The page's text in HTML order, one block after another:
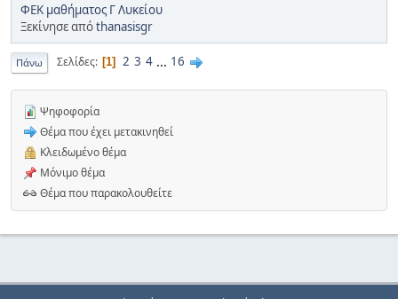
ΦΕΚ μαθήματος Γ Λυκείου
Ξεκίνησε απόthanasisgr
Πάνω Σελίδες 1 2 3 4 ... 16
Ψηφοφορία
Θέμα που έχει μετακινηθεί
Κλειδωμένο θέμα
Μόνιμο θέμα
Θέμα που παρακολουθείτε